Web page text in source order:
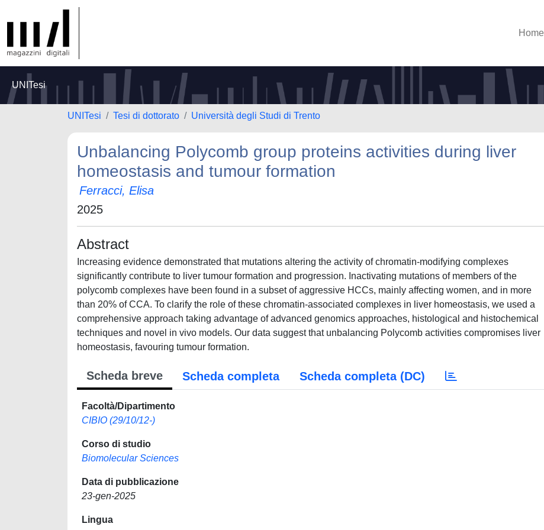
Home
UNITesi
UNITesi Tesi di dottorato Università degli Studi di Trento
Unbalancing Polycomb group proteins activities during liver
homeostasis and tumour formation
Ferracci, Elisa
2025
Abstract
Increasing evidence demonstrated that mutations altering the activity of chromatin-modifying complexes
significantly contribute to liver tumour formation and progression. Inactivating mutations of members of the
polycomb complexes have been found in a subset of aggressive HCCs, mainly affecting women, and in more
than 20% of CCA. To clarify the role of these chromatin-associated complexes in liver homeostasis, we used a
comprehensive approach taking advantage of advanced genomics approaches, histological and histochemical
techniques and novel in vivo models. Our data suggest that unbalancing Polycomb activities compromises liver
homeostasis, favouring tumour formation.
Scheda breve Scheda completa Scheda completa (DC)
Facoltà/Dipartimento
CIBIO (29/10/12-)
Corso di studio
Biomolecular Sciences
Data di pubblicazione
23-gen-2025
Lingua